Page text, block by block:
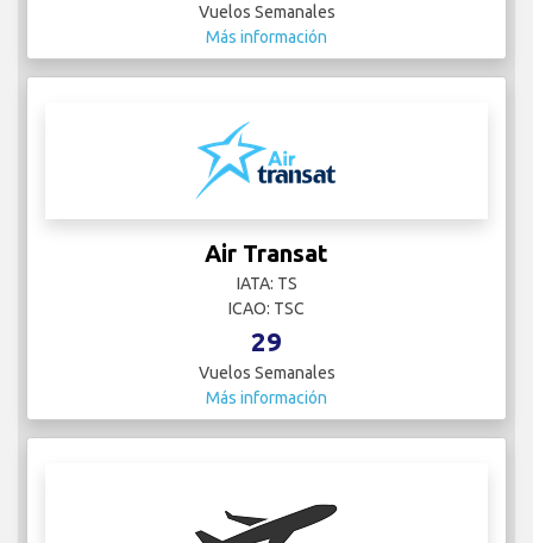
Vuelos Semanales
Más información
Air Transat
IATA: TS
ICAO: TSC
29
Vuelos Semanales
Más información